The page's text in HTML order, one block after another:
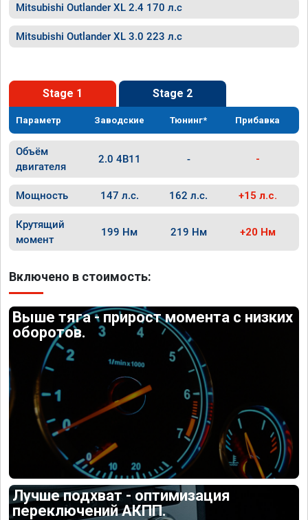
Mitsubishi Outlander XL 2.4 170 л.с
Mitsubishi Outlander XL 3.0 223 л.с
Stage 1 Stage 2
Параметр Заводские Тюнинг* Прибавка
Объём
двигателя
2.0 4B11 - -
Мощность 147 л.с. 162 л.с. +15 л.с.
Крутящий
момент
199 Нм 219 Нм +20 Нм
Включено в стоимость:
Выше тяга - прирост момента с низких
оборотов.
Лучше подхват - оптимизация
переключений АКПП.